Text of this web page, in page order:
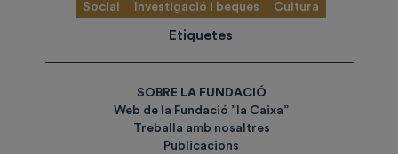
Social Investigació i beques Cultura
Etiquetes
SOBRE LA FUNDACIÓ
Web de la Fundació ”la Caixa”
Treballa amb nosaltres
Publicacions